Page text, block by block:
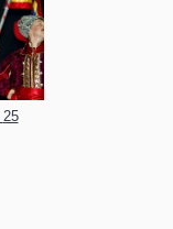
25